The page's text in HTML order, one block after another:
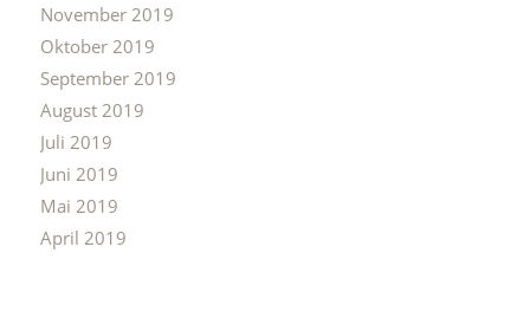
November 2019
Oktober 2019
September 2019
August 2019
Juli 2019
Juni 2019
Mai 2019
April 2019